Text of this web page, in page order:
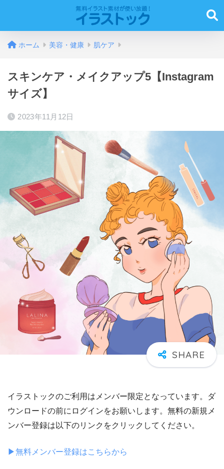
ホーム 美容・健康 肌ケア
スキンケア・メイクアップ5【Instagram
サイズ】
2023年11月12日
イラストックのご利用はメンバー限定となっています。ダ
ウンロードの前にログインをお願いします。無料の新規メ
ンバー登録は以下のリンクをクリックしてください。
▶︎無料メンバー登録はこちらから